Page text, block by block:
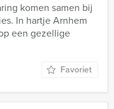
komen samen bij
In hartje Arnhem
een gezellige
Favoriet